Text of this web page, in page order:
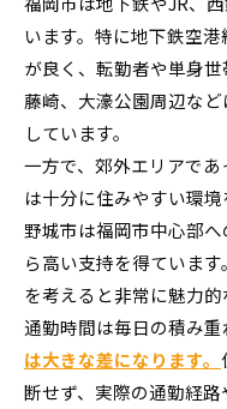
います。特に地下鉄空
が良く、転勤者や単身
藤崎、大濠公園周辺な
しています。
一方で、郊外エリアで
は十分に住みやすい環
野城市は福岡市中心部
ら高い支持を得ていま
を考えると非常に魅力的
通勤時間は毎日の積み重
は大きな差になります。
断せず、実際の通勤経